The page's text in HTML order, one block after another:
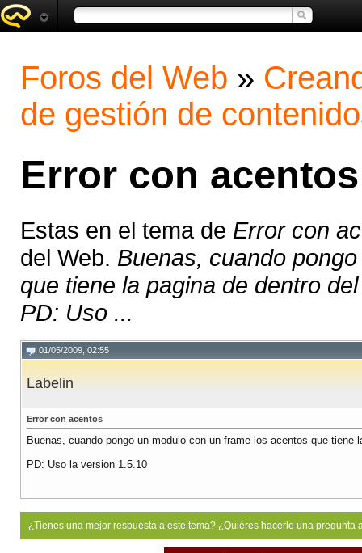
Foros del Web »
de gestión de
Error con acentos
Estas en el tema de Error con
del Web. Buenas, cuando
que tiene la pagina de dentro
PD: Uso ...
01/05/2009, 02:55
Labelin
Error con acentos
Buenas, cuando pongo un modulo con un frame los acentos que
PD: Uso la version 1.5.10
¿Tienes una mejor respuesta a este tema? ¿Quiéres hacerle una